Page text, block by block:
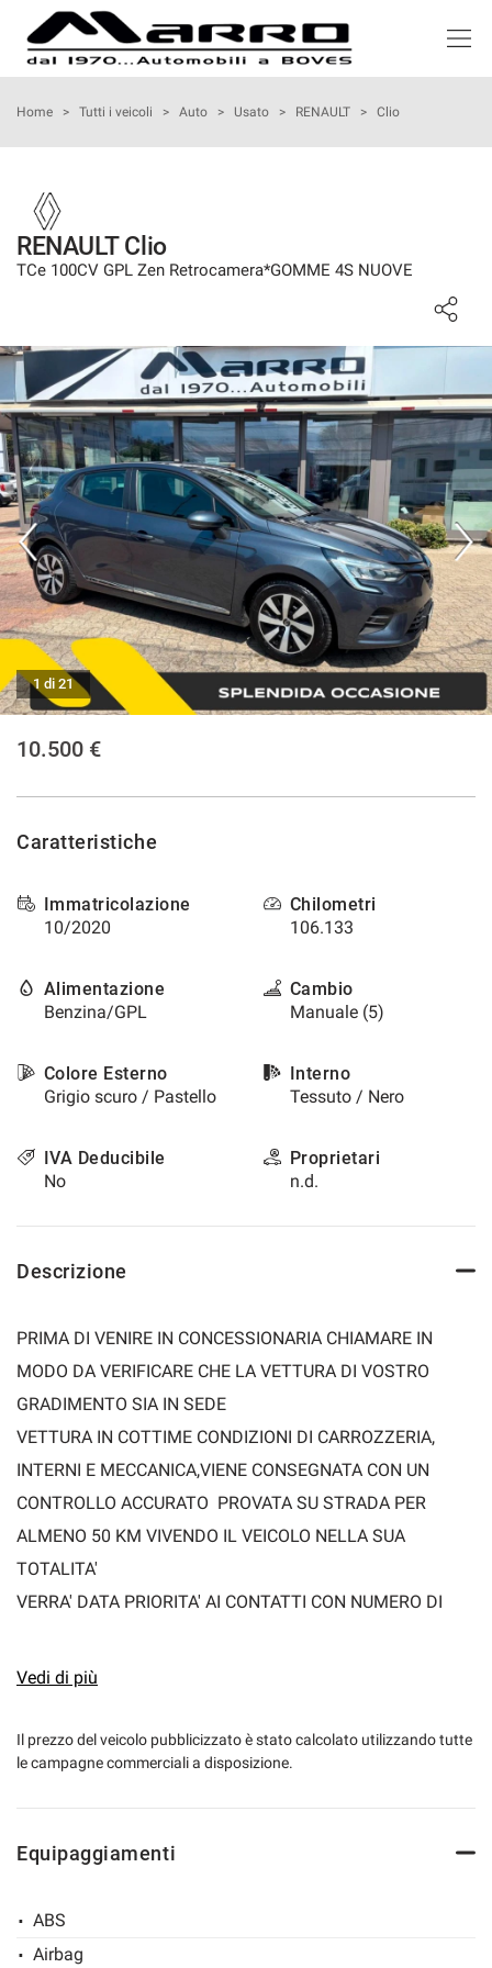
HOME
ACQUISTIAMO USATO
ASSISTENZA
SERVIZI
RECENSIONI
CONTATTI
NEWS
AREA COMMERCIANTI
Home > Tutti i veicoli > Auto > Usato > RENAULT > Clio
RENAULT Clio
TCe 100CV GPL Zen Retrocamera*GOMME 4S NUOVE
1 di 21
10.500 €
Caratteristiche
Immatricolazione
10/2020
Chilometri
106.133
Alimentazione
Benzina/GPL
Cambio
Manuale (5)
Colore Esterno
Grigio scuro / Pastello
Interno
Tessuto / Nero
IVA Deducibile
No
Proprietari
n.d.
Descrizione
PRIMA DI VENIRE IN CONCESSIONARIA CHIAMARE IN
MODO DA VERIFICARE CHE LA VETTURA DI VOSTRO
GRADIMENTO SIA IN SEDE
VETTURA IN COTTIME CONDIZIONI DI CARROZZERIA,
INTERNI E MECCANICA,VIENE CONSEGNATA CON UN
CONTROLLO ACCURATO PROVATA SU STRADA PER
ALMENO 50 KM VIVENDO IL VEICOLO NELLA SUA
TOTALITA'
VERRA' DATA PRIORITA' AI CONTATTI CON NUMERO DI
Passaggio di proprietà + Garanzia Mapfre Valencia 12
Mesi
rottamazione o permuta di una vettura con piu' di 10 anni €
Garanzia Mapfre Valencia 12 Mesi
Vedi di più
Il prezzo del veicolo pubblicizzato è stato calcolato utilizzando tutte
le campagne commerciali a disposizione.
Equipaggiamenti
ABS
Airbag